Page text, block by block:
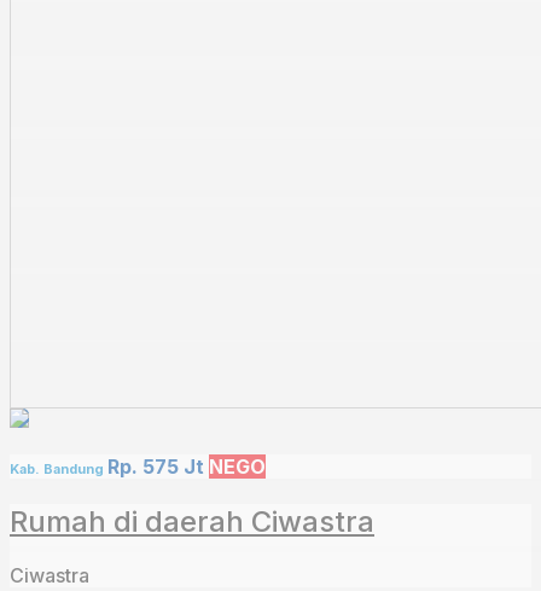
Kab. Bandung Rp. 575 Jt NEGO
Rumah di daerah Ciwastra
Ciwastra